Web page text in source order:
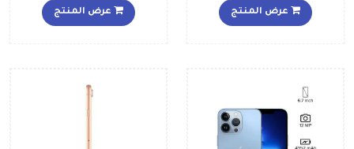
فلكي إصدار عالمي
عرض المنتج
السعودية
عرض المنتج